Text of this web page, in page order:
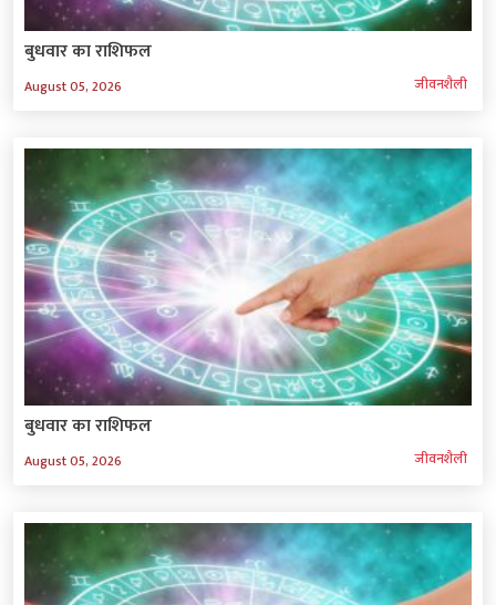
बुधवार का राशिफल
August 05, 2026 जीवनशैली
बुधवार का राशिफल
August 05, 2026 जीवनशैली